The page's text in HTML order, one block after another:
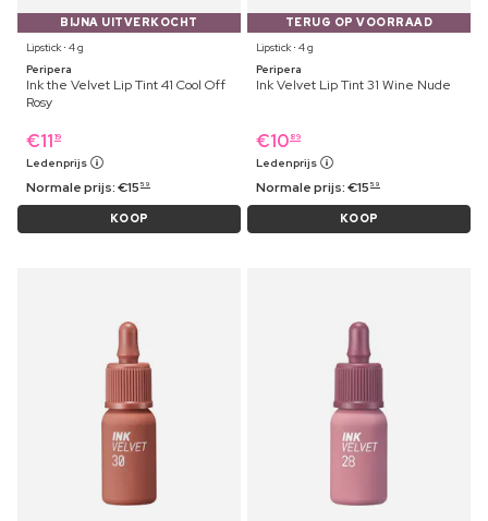
BIJNA UITVERKOCHT
Lipstick ⋅ 4 g
Peripera
Ink the Velvet Lip Tint 41 Cool Off
Rosy
€11 19
Ledenprijs
Normale prijs:€15 59
KOOP
TERUG OP VOORRAAD
Lipstick ⋅ 4 g
Peripera
Ink Velvet Lip Tint 31 Wine Nude
€10 89
Ledenprijs
Normale prijs:€15 59
KOOP